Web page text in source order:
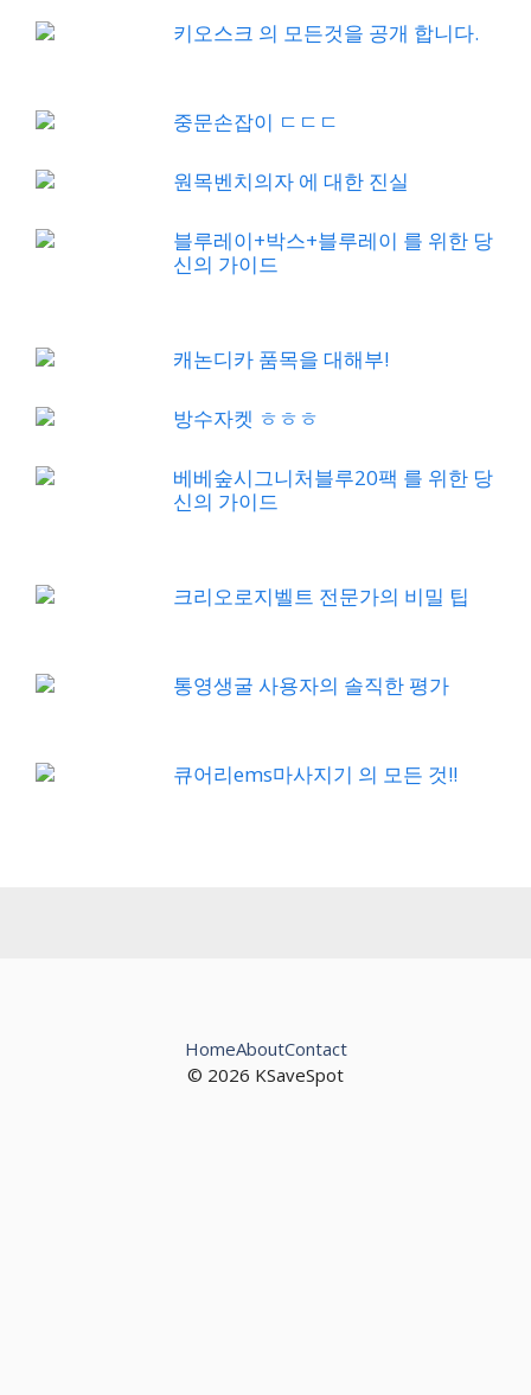
키오스크 의 모든것을 공개 합니다.
중문손잡이 ㄷㄷㄷ
원목벤치의자 에 대한 진실
블루레이+박스+블루레이 를 위한 당
신의 가이드
캐논디카 품목을 대해부!
방수자켓 ㅎㅎㅎ
베베숲시그니처블루20팩 를 위한 당
신의 가이드
크리오로지벨트 전문가의 비밀 팁
통영생굴 사용자의 솔직한 평가
큐어리ems마사지기 의 모든 것!!
© 2026 KSaveSpot
HomeAboutContact